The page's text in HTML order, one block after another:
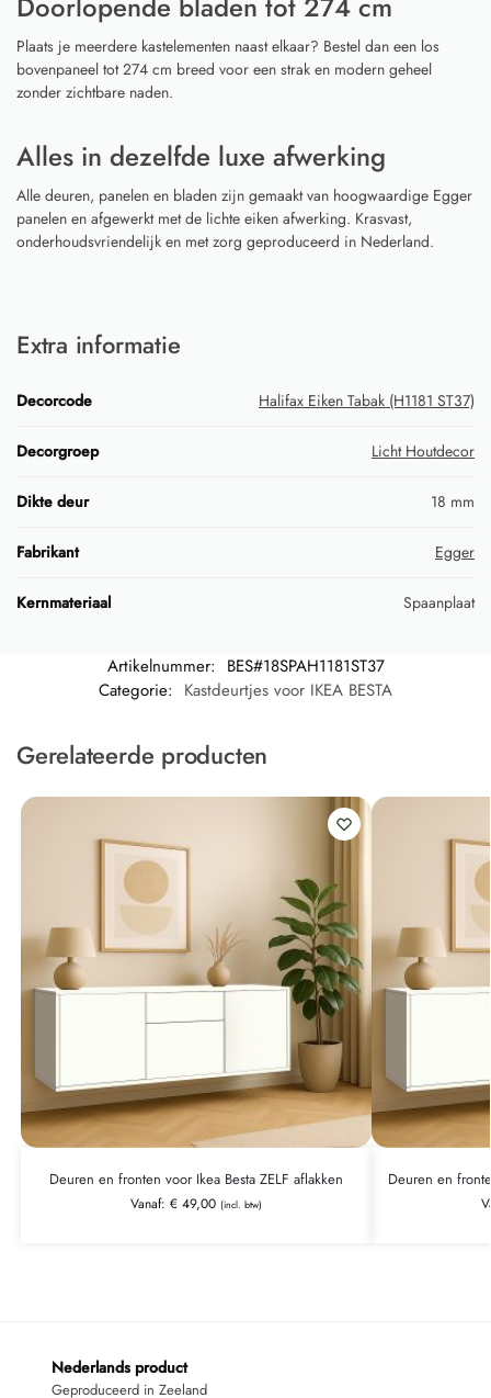
Plaats je meerdere kastelementen naast elkaar? Bestel dan een los
bovenpaneel tot 274 cm breed voor een strak en modern geheel
zonder zichtbare naden.
Alles in dezelfde luxe afwerking
Alle deuren, panelen en bladen zijn gemaakt van hoogwaardige Egger
panelen en afgewerkt met de lichte eiken afwerking. Krasvast,
onderhoudsvriendelijk en met zorg geproduceerd in Nederland.
Extra informatie
Decorcode Halifax Eiken Tabak (H1181 ST37)
Decorgroep Licht Houtdecor
Dikte deur 18 mm
Fabrikant Egger
Kernmateriaal Spaanplaat
Artikelnummer: BES#18SPAH1181ST37
Categorie: Kastdeurtjes voor IKEA BESTA
Gerelateerde producten
Deuren en fronten voor Ikea Besta ZELF aflakken
Vanaf: €49,00 (incl. btw)
Deuren en
Nederlands product
Geproduceerd in Zeeland